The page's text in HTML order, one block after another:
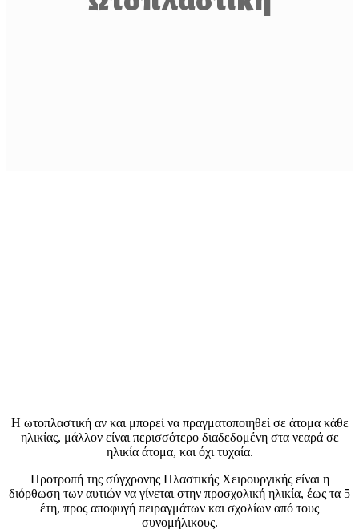
Η ωτοπλαστική αν και μπορεί να πραγματοποιηθεί σε άτομα κάθε
ηλικίας, μάλλον είναι περισσότερο διαδεδομένη στα νεαρά σε
ηλικία άτομα, και όχι τυχαία.
Προτροπή της σύγχρονης Πλαστικής Χειρουργικής είναι η
διόρθωση των αυτιών να γίνεται στην προσχολική ηλικία, έως τα 5
έτη, προς αποφυγή πειραγμάτων και σχολίων από τους
συνομήλικους.